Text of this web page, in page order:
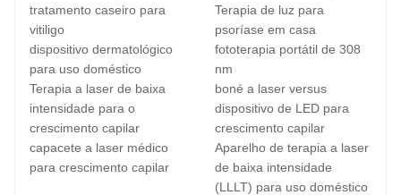
tratamento caseiro para
vitiligo
Terapia de luz para
psoríase em casa
dispositivo dermatológico
para uso doméstico
fototerapia portátil de 308
nm
Terapia a laser de baixa
intensidade para o
crescimento capilar
boné a laser versus
dispositivo de LED para
crescimento capilar
capacete a laser médico
para crescimento capilar
Aparelho de terapia a laser
de baixa intensidade
(LLLT) para uso doméstico